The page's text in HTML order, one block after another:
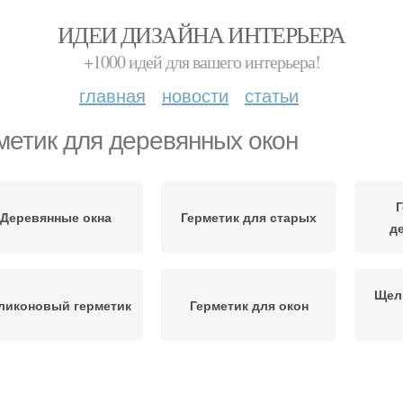
ИДЕИ ДИЗАЙНА ИНТЕРЬЕРА
+1000 идей для вашего интерьера!
главная новости статьи
для деревянных окон
Деревянные окна Герметик для старых
герметик Герметик для окон